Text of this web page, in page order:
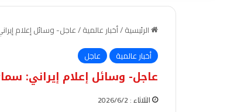
الرئيسية/أخبار عالمية/عاجل- وسائل إعلام
أخبار عالمية
عاجل
عاجل- وسائل إعلام إيراني:
الثلاثاء : 2026/6/2